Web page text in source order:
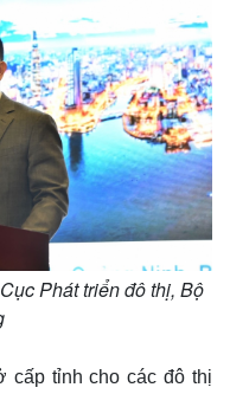
Phát triển đô thị, Bộ
cấp tỉnh cho các đô thị